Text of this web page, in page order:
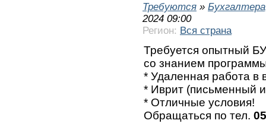
Требуются »
2024 09:00
Регион: Вся страна
Требуется опытный
со знанием
* Удаленная работа в
* Иврит (письменный
* Отличные условия!
Обращаться по тел.